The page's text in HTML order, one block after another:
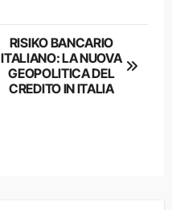
RISIKO BANCARIO
ITALIANO: LA NUOVA
GEOPOLITICA DEL
CREDITO IN ITALIA